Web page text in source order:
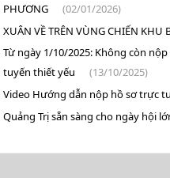
PHƯƠNG
(02/01/2026)
XUÂN VỀ TRÊN VÙNG CHIẾN KHU
Từ ngày 1/10/2025: Không còn
tuyến thiết yếu
(13/10/2025)
Video Hướng dẫn nộp hồ sơ trực
Quảng Trị sẵn sàng cho ngày hội